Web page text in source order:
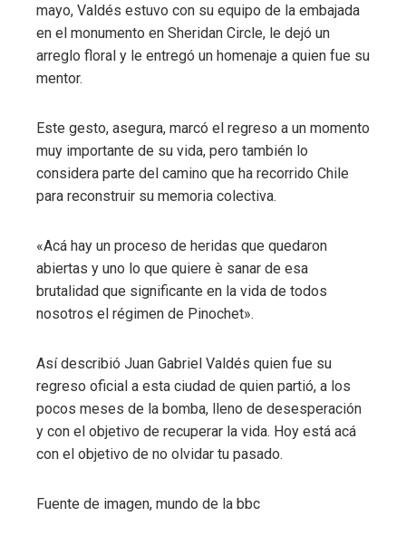
mayo, Valdés estuvo con su equipo de la embajada
en el monumento en Sheridan Circle, le dejó un
arreglo floral y le entregó un homenaje a quien fue su
mentor.
Este gesto, asegura, marcó el regreso a un momento
muy importante de su vida, pero también lo
considera parte del camino que ha recorrido Chile
para reconstruir su memoria colectiva.
«Acá hay un proceso de heridas que quedaron
abiertas y uno lo que quiere è sanar de esa
brutalidad que significante en la vida de todos
nosotros el régimen de Pinochet».
Así describió Juan Gabriel Valdés quien fue su
regreso oficial a esta ciudad de quien partió, a los
pocos meses de la bomba, lleno de desesperación
y con el objetivo de recuperar la vida. Hoy está acá
con el objetivo de no olvidar tu pasado.
Fuente de imagen, mundo de la bbc